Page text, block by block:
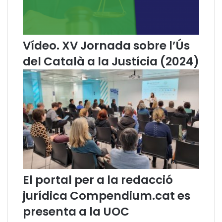
b
d
n
a
m
e
n
t
i
l
a
g
r
à
E
p
a
a
d
e
l
a
C
a
a
e
Vídeo. XV Jornada sobre l’Ús
del Català a la Justícia (2024)
El portal per a la redacció
jurídica Compendium.cat es
presenta a la UOC